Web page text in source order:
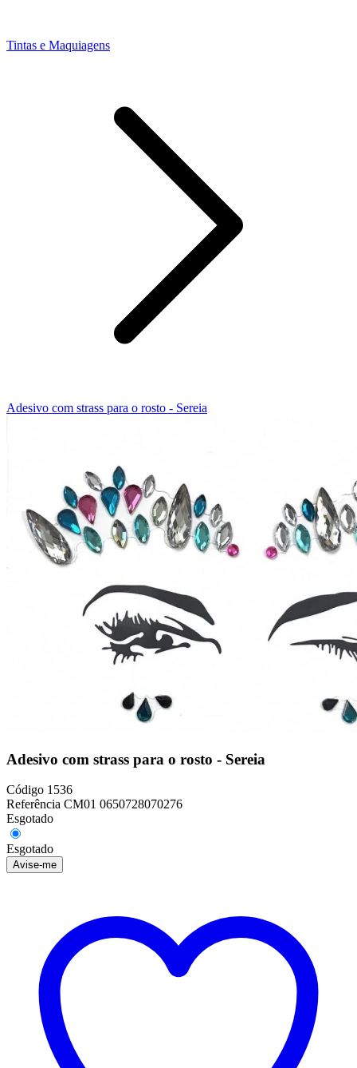
Tintas e Maquiagens
Adesivo com strass para o rosto - Sereia
Adesivo com strass para o rosto - Sereia
Código 1536
Referência CM01 0650728070276
Esgotado
Esgotado
Avise-me